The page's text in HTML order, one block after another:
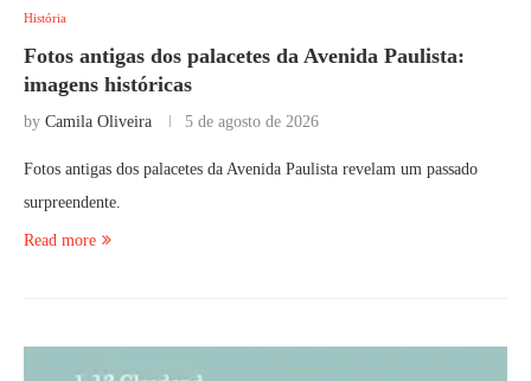
História
Fotos antigas dos palacetes da Avenida Paulista:
imagens históricas
by Camila Oliveira 5 de agosto de 2026
Fotos antigas dos palacetes da Avenida Paulista revelam um passado
surpreendente.
Read more